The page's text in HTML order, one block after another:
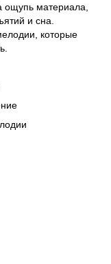
ощупь материала,
и сна.
которые